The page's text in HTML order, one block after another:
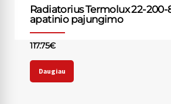
Radiatorius Termolux 22-200-
apatinio pajungimo
117.75€
Daugiau